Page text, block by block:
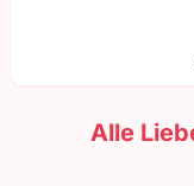
Alle